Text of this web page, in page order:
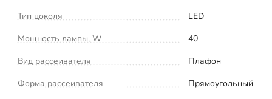
Тип цоколя
LED
Мощность лампы, W
40
Вид рассеивателя
Плафон
Форма рассеивателя
Прямоугольный